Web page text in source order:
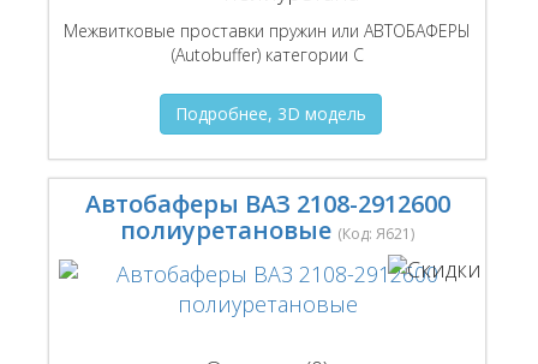
Межвитковые проставки пружин или АВТОБАФЕРЫ
(Autobuffer) категории С
Подробнее, 3D модель
Автобаферы ВАЗ 2108-2912600
полиуретановые (Код:Я621)